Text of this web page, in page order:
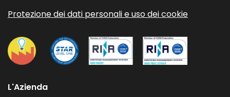
Protezione dei dati personali e uso dei cookie
L'Azienda